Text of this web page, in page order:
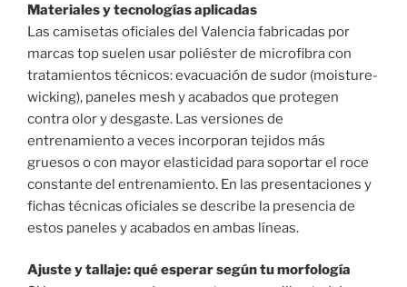
Materiales y tecnologías aplicadas
Las camisetas oficiales del Valencia fabricadas por
marcas top suelen usar poliéster de microfibra con
tratamientos técnicos: evacuación de sudor (moisture-
wicking), paneles mesh y acabados que protegen
contra olor y desgaste. Las versiones de
entrenamiento a veces incorporan tejidos más
gruesos o con mayor elasticidad para soportar el roce
constante del entrenamiento. En las presentaciones y
fichas técnicas oficiales se describe la presencia de
estos paneles y acabados en ambas líneas.
Ajuste y tallaje: qué esperar según tu morfología